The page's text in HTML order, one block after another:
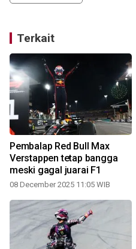
Terkait
Pembalap Red Bull Max
Verstappen tetap bangga
meski gagal juarai F1
08 December 2025 11:05 WIB